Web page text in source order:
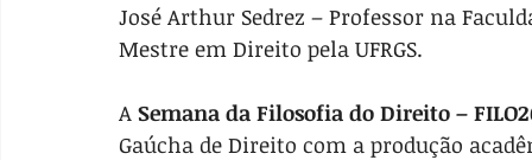
José Arthur Sedrez – Professor na
Mestre em Direito pela UFRGS.
A Semana da Filosofia do Direito –
Gaúcha de Direito com a produção